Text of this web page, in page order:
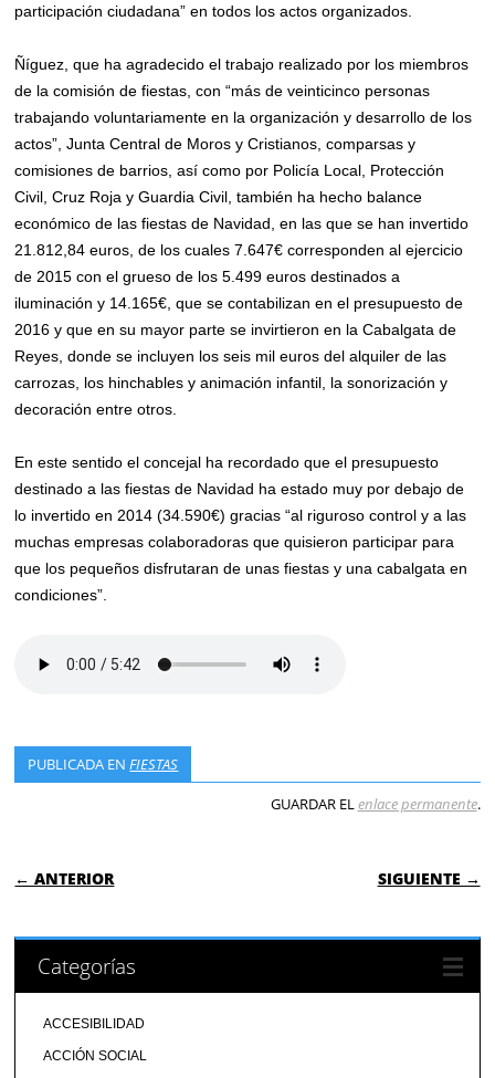
participación ciudadana” en todos los actos organizados.
Ñíguez, que ha agradecido el trabajo realizado por los miembros
de la comisión de fiestas, con “más de veinticinco personas
trabajando voluntariamente en la organización y desarrollo de los
actos”, Junta Central de Moros y Cristianos, comparsas y
comisiones de barrios, así como por Policía Local, Protección
Civil, Cruz Roja y Guardia Civil, también ha hecho balance
económico de las fiestas de Navidad, en las que se han invertido
21.812,84 euros, de los cuales 7.647€ corresponden al ejercicio
de 2015 con el grueso de los 5.499 euros destinados a
iluminación y 14.165€, que se contabilizan en el presupuesto de
2016 y que en su mayor parte se invirtieron en la Cabalgata de
Reyes, donde se incluyen los seis mil euros del alquiler de las
carrozas, los hinchables y animación infantil, la sonorización y
decoración entre otros.
En este sentido el concejal ha recordado que el presupuesto
destinado a las fiestas de Navidad ha estado muy por debajo de
lo invertido en 2014 (34.590€) gracias “al riguroso control y a las
muchas empresas colaboradoras que quisieron participar para
que los pequeños disfrutaran de unas fiestas y una cabalgata en
condiciones”.
PUBLICADA ENFIESTAS
GUARDAR ELenlace permanente.
NAVEGACIÓN DE ENTRADAS
← ANTERIOR SIGUIENTE →
Categorías
ACCESIBILIDAD
ACCIÓN SOCIAL